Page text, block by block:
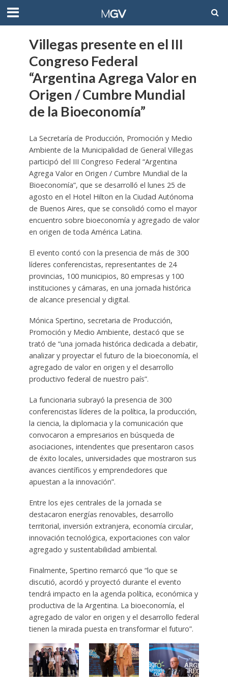
Villegas presente en el III
Congreso Federal
“Argentina Agrega Valor en
Origen / Cumbre Mundial
de la Bioeconomía”
La Secretaría de Producción, Promoción y Medio
Ambiente de la Municipalidad de General Villegas
participó del III Congreso Federal “Argentina
Agrega Valor en Origen / Cumbre Mundial de la
Bioeconomía”, que se desarrolló el lunes 25 de
agosto en el Hotel Hilton en la Ciudad Autónoma
de Buenos Aires, que se consolidó como el mayor
encuentro sobre bioeconomía y agregado de valor
en origen de toda América Latina.
El evento contó con la presencia de más de 300
líderes conferencistas, representantes de 24
provincias, 100 municipios, 80 empresas y 100
instituciones y cámaras, en una jornada histórica
de alcance presencial y digital.
Mónica Spertino, secretaria de Producción,
Promoción y Medio Ambiente, destacó que se
trató de “una jornada histórica dedicada a debatir,
analizar y proyectar el futuro de la bioeconomía, el
agregado de valor en origen y el desarrollo
productivo federal de nuestro país”.
La funcionaria subrayó la presencia de 300
conferencistas líderes de la política, la producción,
la ciencia, la diplomacia y la comunicación que
convocaron a empresarios en búsqueda de
asociaciones, intendentes que presentaron casos
de éxito locales, universidades que mostraron sus
avances científicos y emprendedores que
apuestan a la innovación”.
Entre los ejes centrales de la jornada se
destacaron energías renovables, desarrollo
territorial, inversión extranjera, economía circular,
innovación tecnológica, exportaciones con valor
agregado y sustentabilidad ambiental.
Finalmente, Spertino remarcó que “lo que se
discutió, acordó y proyectó durante el evento
tendrá impacto en la agenda política, económica y
productiva de la Argentina. La bioeconomía, el
agregado de valor en origen y el desarrollo federal
tienen la mirada puesta en transformar el futuro”.